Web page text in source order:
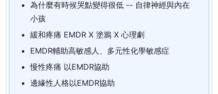
為什麼有時候哭點變得很低 -- 自律神經與內在
小孩
緩和疼痛 EMDR X 塗鴉 X 心理劇
EMDR輔助高敏感人、多元性化學敏感症
慢性疼痛 以EMDR協助
邊緣性人格以EMDR協助